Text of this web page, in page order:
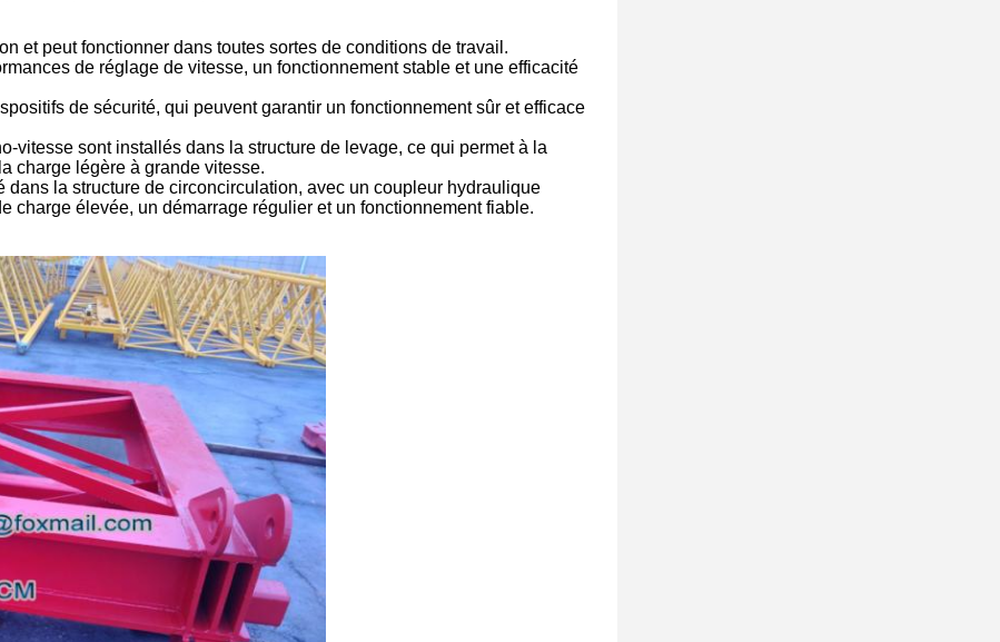
et peut fonctionner dans toutes sortes de conditions de travail.
de réglage de vitesse, un fonctionnement stable et une efficacité
de sécurité, qui peuvent garantir un fonctionnement sûr et efficace
vitesse sont installés dans la structure de levage, ce qui permet à la
charge légère à grande vitesse.
la structure de circoncirculation, avec un coupleur hydraulique
charge élevée, un démarrage régulier et un fonctionnement fiable.